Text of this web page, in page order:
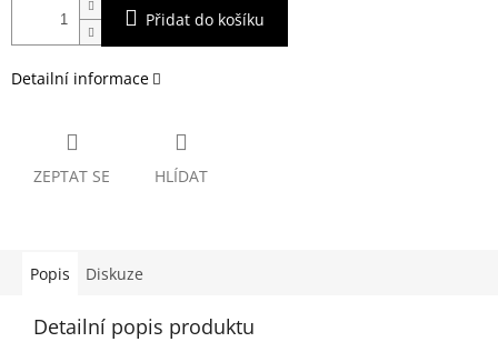
Přidat do košíku
Detailní informace
ZEPTAT SE HLÍDAT
Popis Diskuze
Detailní popis produktu